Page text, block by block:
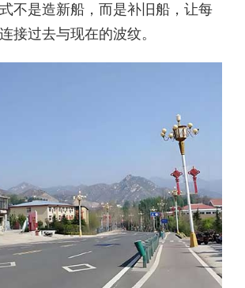
不是造新船，而是补旧船，让每
接过去与现在的波纹。